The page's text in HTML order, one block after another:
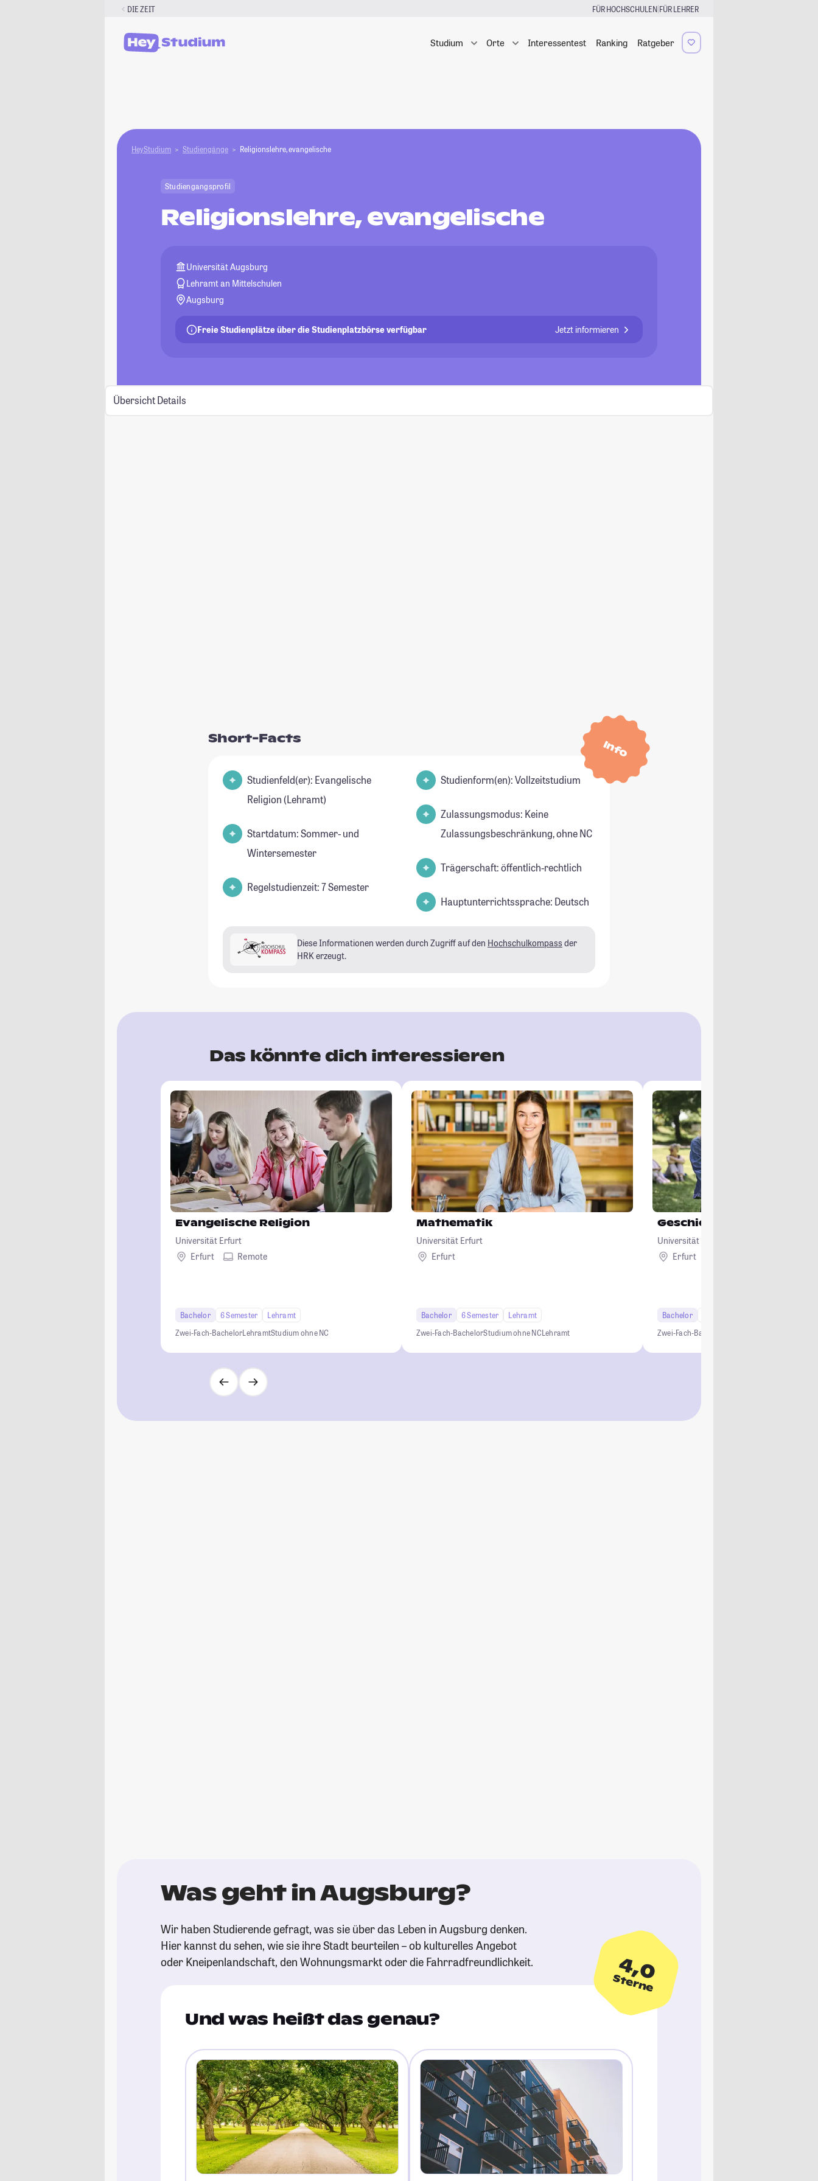
DIE ZEIT FÜR HOCHSCHULEN|FÜR LEHRER
Studium Orte Interessentest Ranking Ratgeber
HeyStudium Studiengänge Religionslehre, evangelische
Studiengangsprofil
Religionslehre, evangelische
Universität Augsburg
Lehramt an Mittelschulen
Augsburg
Freie Studienplätze über die Studienplatzbörse verfügbar Jetzt informieren
Übersicht Details
Info
Short-Facts
Studienfeld(er): Evangelische
Religion (Lehramt)
Startdatum: Sommer- und
Wintersemester
Regelstudienzeit: 7 Semester
Studienform(en): Vollzeitstudium
Zulassungsmodus: Keine
Zulassungsbeschränkung, ohne NC
Trägerschaft: öffentlich-rechtlich
Hauptunterrichtssprache: Deutsch
Diese Informationen werden durch Zugriff auf den Hochschulkompass der
HRK erzeugt.
Das könnte dich interessieren
Evangelische Religion
Universität Erfurt
Erfurt
Remote
Bachelor 6 Semester
Lehramt
Zwei-Fach-BachelorLehramtStudium ohne NC
Mathematik
Universität Erfurt
Erfurt
Bachelor 6 Semester
Lehramt
Zwei-Fach-BachelorStudium ohne NCLehramt
Geschichtswissenschaft
Universität Erfurt
Erfurt
Bachelor
Zwei-Fach-Bachelor
Was geht in Augsburg?
Wir haben Studierende gefragt, was sie über das Leben in Augsburg denken.
Hier kannst du sehen, wie sie ihre Stadt beurteilen – ob kulturelles Angebot
oder Kneipenlandschaft, den Wohnungsmarkt oder die Fahrradfreundlichkeit.
4,0
Sterne
Und was heißt das genau?